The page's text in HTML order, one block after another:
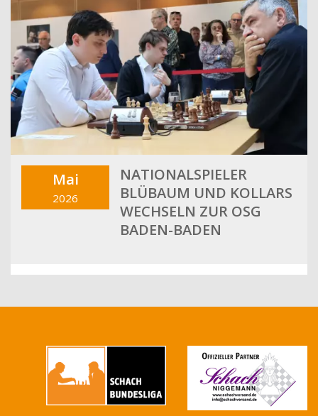
Mai
2026
NATIONALSPIELER
BLÜBAUM UND KOLLARS
WECHSELN ZUR OSG
BADEN-BADEN